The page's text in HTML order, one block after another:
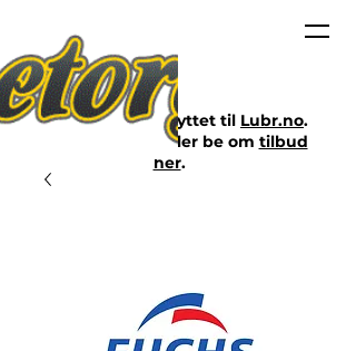
Nettbutikken er flyttet til Lubr.no.
Klikk på lenken eller be om tilbud
her.